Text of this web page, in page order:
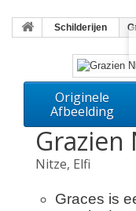
Schilderijen
Originele
Afbeelding
Grazien
Nitze, Elfi
Graces is